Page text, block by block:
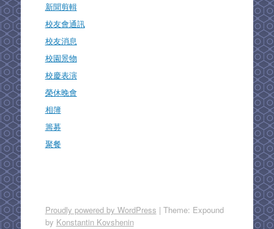
新聞剪輯
校友會通訊
校友消息
校園景物
校慶表演
榮休晚會
相簿
籌募
聚餐
Proudly powered by WordPress | Theme: Expound
by Konstantin Kovshenin